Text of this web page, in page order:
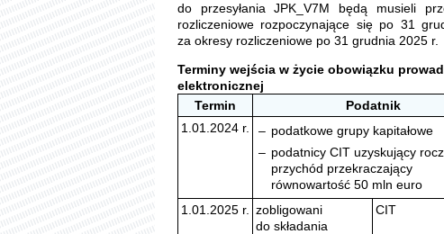
do przesyłania JPK_V7M będą musieli
rozliczeniowe rozpoczynające się po 31
za okresy rozliczeniowe po 31 grudnia 2025 r.
Terminy wejścia w życie obowiązku
elektronicznej
Termin
Podatnik
1.01.2024 r.
– podatkowe grupy kapitałowe
– podatnicy CIT uzyskujący
przychód przekraczający
równowartość 50 mln euro
1.01.2025 r.
zobligowani
do składania
CIT